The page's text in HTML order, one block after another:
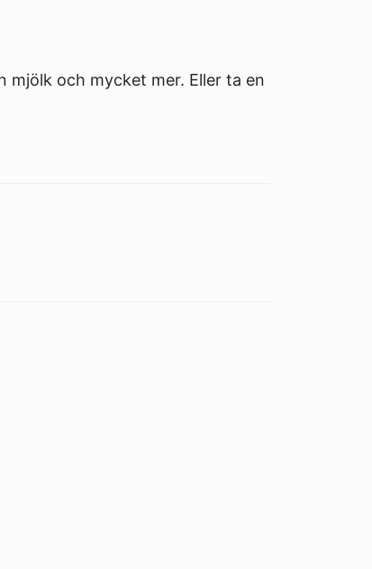
mjölk och mycket mer. Eller ta en